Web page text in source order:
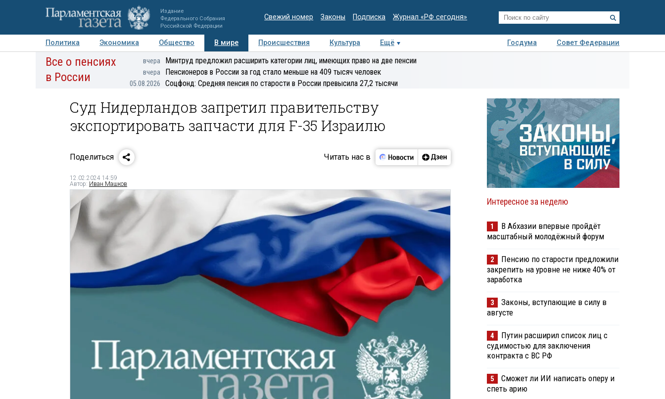
Издание
Федерального Собрания
Российской Федерации
Свежий номер Законы Подписка Журнал «РФ сегодня»
Политика Экономика Общество В мире Происшествия Культура Ещё Госдума
Совет Федерации
Авторы Персоны Мнения Регионы Медиацентр Интервью Колумнисты
Деловая
Все о пенсиях
в России
вчера Минтруд предложил расширить категории лиц, имеющих право на две пенсии
вчера Пенсионеров в России за год стало меньше на 409 тысяч человек
05.08.2026 Соцфонд: Средняя пенсия по старости в России превысила 27,2 тысячи
Суд Нидерландов запретил правительству
экспортировать запчасти для F-35 Израилю
Поделиться Читать нас в
12.02.2024 14:59
Автор: Иван Машков
Интересное за неделю
1
В Абхазии впервые пройдёт
масштабный молодёжный форум
2
Пенсию по старости предложили
закрепить на уровне не ниже 40% от
заработка
3
Законы, вступающие в силу в
августе
4
Путин расширил список лиц с
судимостью для заключения
контракта с ВС РФ
5
Сможет ли ИИ написать оперу и
спеть арию